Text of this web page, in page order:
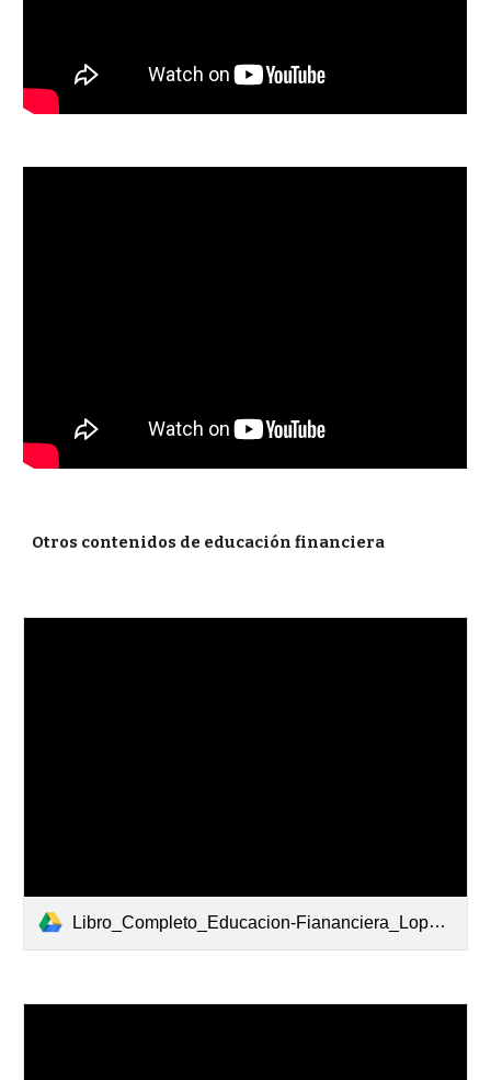
Otros contenidos de educación financiera
Libro_Completo_Educacion-Fiananciera_Lopez-Valeiras_octubre-2024_1.pdf